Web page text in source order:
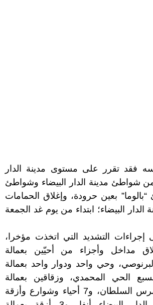
فقد تقرر على مستوى مدينة الدار
شواطئ مدينة الدار البيضاء وشواطئ
بعين حرودة، وإغلاق الحمامات
البيضاء؛ ابتداء من يوم غد الجمعة
إجراءات التشديد التي اتخذت مؤخرا،
مداخل وأجزاء من أحيّين بعمالة
وحي واحد ودوار واحد بعمالة
الحي المحمدي، وزقاقين بعمالة
مقاطعات الفداء مرس السلطان، و7 أحياء وشوارع وأزقة